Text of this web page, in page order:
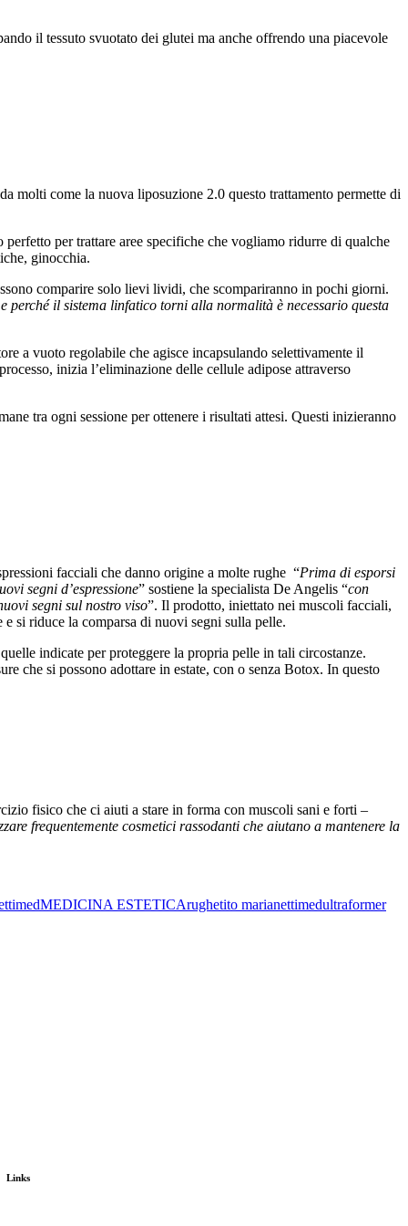
il tessuto svuotato dei glutei ma anche offrendo una piacevole
molti come la nuova liposuzione 2.0 questo trattamento permette di
perfetto per trattare aree specifiche che vogliamo ridurre di qualche
ginocchia.
comparire solo lievi lividi, che scompariranno in pochi giorni.
perché il sistema linfatico torni alla normalità è necessario questa
a vuoto regolabile che agisce incapsulando selettivamente il
inizia l’eliminazione delle cellule adipose attraverso
tra ogni sessione per ottenere i risultati attesi. Questi inizieranno
facciali che danno origine a molte rughe “Prima di esporsi
segni d’espressione” sostiene la specialista De Angelis “con
segni sul nostro viso”. Il prodotto, iniettato nei muscoli facciali,
si riduce la comparsa di nuovi segni sulla pelle.
indicate per proteggere la propria pelle in tali circostanze.
che si possono adottare in estate, con o senza Botox. In questo
fisico che ci aiuti a stare in forma con muscoli sani e forti –
frequentemente cosmetici rassodanti che aiutano a mantenere la
MEDICINA ESTETICArughetito marianettimedultraformer
Links